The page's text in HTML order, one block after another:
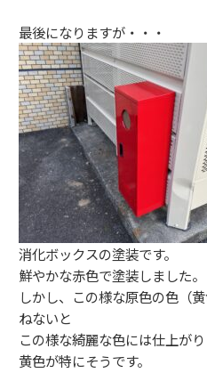
最後になりますが・・・
消化ボックスの塗装です。
鮮やかな赤色で塗装しました。
しかし、この様な原色の色（
ねないと
この様な綺麗な色には仕上がり
黄色が特にそうです。